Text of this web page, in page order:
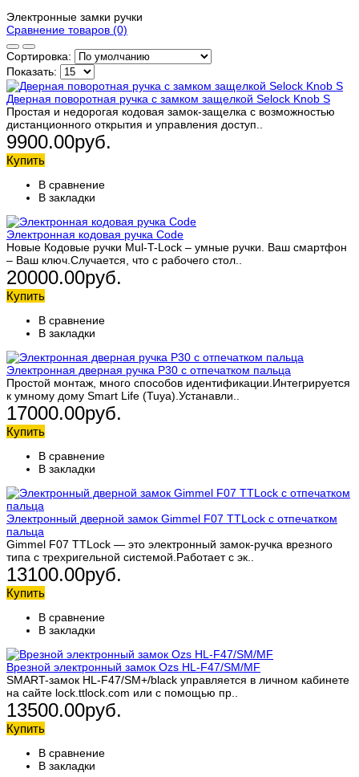
Электронные замки ручки
Сравнение товаров (0)
Сортировка:
Показать:
Дверная поворотная ручка с замком защелкой Selock Knob S
Простая и недорогая кодовая замок-защелка с возможностью
дистанционного открытия и управления доступ..
9900.00руб.
Купить
В сравнение
В закладки
Электронная кодовая ручка Code
Новые Кодовые ручки Mul-T-Lock – умные ручки. Ваш смартфон
– Ваш ключ.Случается, что с рабочего стол..
20000.00руб.
Купить
В сравнение
В закладки
Электронная дверная ручка P30 с отпечатком пальца
Простой монтаж, много способов идентификации.Интегрируется
к умному дому Smart Life (Tuya).Устанавли..
17000.00руб.
Купить
В сравнение
В закладки
Электронный дверной замок Gimmel F07 TTLock с отпечатком
пальца
Gimmel F07 TTLock — это электронный замок-ручка врезного
типа с трехригельной системой.Работает с эк..
13100.00руб.
Купить
В сравнение
В закладки
Врезной электронный замок Ozs HL-F47/SM/MF
SMART-замок HL-F47/SM+/black управляется в личном кабинете
на сайте lock.ttlock.com или с помощью пр..
13500.00руб.
Купить
В сравнение
В закладки